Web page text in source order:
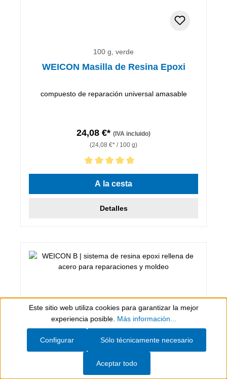
100 g, verde
WEICON Masilla de Resina Epoxi
compuesto de reparación universal amasable
24,08 €* (IVA incluido)
(24,08 €* / 100 g)
Calificación promedio de 5 de 5 estrellas
A la cesta
Detalles
0,5 kg, Gris oscuro
Show toolbar
Este sitio web utiliza cookies para garantizar la mejor
experiencia posible. Más información...
Sólo técnicamente necesario
Configurar
Aceptar todo